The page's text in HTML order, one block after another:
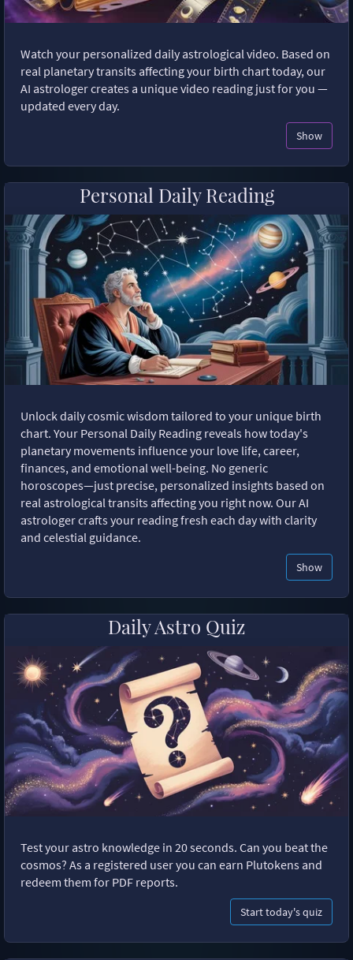
Watch your personalized daily astrological video. Based on
real planetary transits affecting your birth chart today, our
AI astrologer creates a unique video reading just for you —
updated every day.
Show
Personal Daily Reading
Unlock daily cosmic wisdom tailored to your unique birth
chart. Your Personal Daily Reading reveals how today's
planetary movements influence your love life, career,
finances, and emotional well-being. No generic
horoscopes—just precise, personalized insights based on
real astrological transits affecting you right now. Our AI
astrologer crafts your reading fresh each day with clarity
and celestial guidance.
Show
Daily Astro Quiz
Test your astro knowledge in 20 seconds. Can you beat the
cosmos? As a registered user you can earn Plutokens and
redeem them for PDF reports.
Start today's quiz